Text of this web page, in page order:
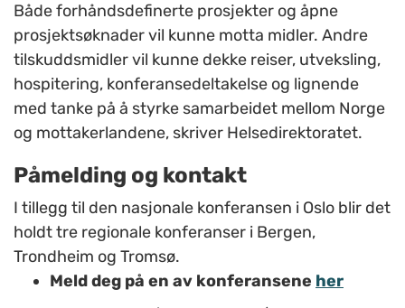
Både forhåndsdefinerte prosjekter og åpne
prosjektsøknader vil kunne motta midler. Andre
tilskuddsmidler vil kunne dekke reiser, utveksling,
hospitering, konferansedeltakelse og lignende
med tanke på å styrke samarbeidet mellom Norge
og mottakerlandene, skriver Helsedirektoratet.
Påmelding og kontakt
I tillegg til den nasjonale konferansen i Oslo blir det
holdt tre regionale konferanser i Bergen,
Trondheim og Tromsø.
Meld deg på en av konferansene her